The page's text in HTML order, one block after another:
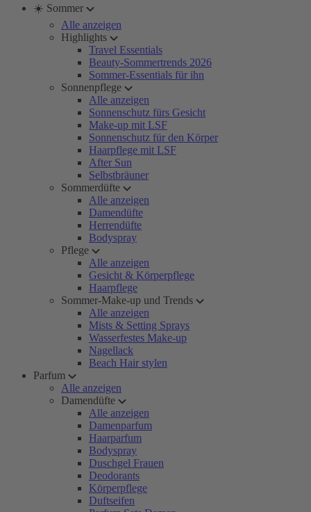
☀️ Sommer
Alle anzeigen
Highlights
Travel Essentials
Beauty-Sommertrends 2026
Sommer-Essentials für ihn
Sonnenpflege
Alle anzeigen
Sonnenschutz fürs Gesicht
Make-up mit LSF
Sonnenschutz für den Körper
Haarpflege mit LSF
After Sun
Selbstbräuner
Sommerdüfte
Alle anzeigen
Damendüfte
Herrendüfte
Bodyspray
Pflege
Alle anzeigen
Gesicht & Körperpflege
Haarpflege
Sommer-Make-up und Trends
Alle anzeigen
Mists & Setting Sprays
Wasserfestes Make-up
Nagellack
Beach Hair stylen
Parfum
Alle anzeigen
Damendüfte
Alle anzeigen
Damenparfum
Haarparfum
Bodyspray
Duschgel Frauen
Deodorants
Körperpflege
Duftseifen